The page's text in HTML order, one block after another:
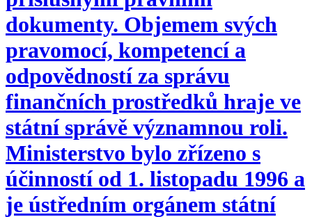
dokumenty. Objemem svých
pravomocí, kompetencí a
odpovědností za správu
finančních prostředků hraje ve
státní správě významnou roli.
Ministerstvo bylo zřízeno s
účinností od 1. listopadu 1996 a
je ústředním orgánem státní